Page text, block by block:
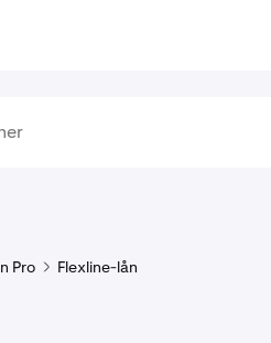
Pro Flexline-lån